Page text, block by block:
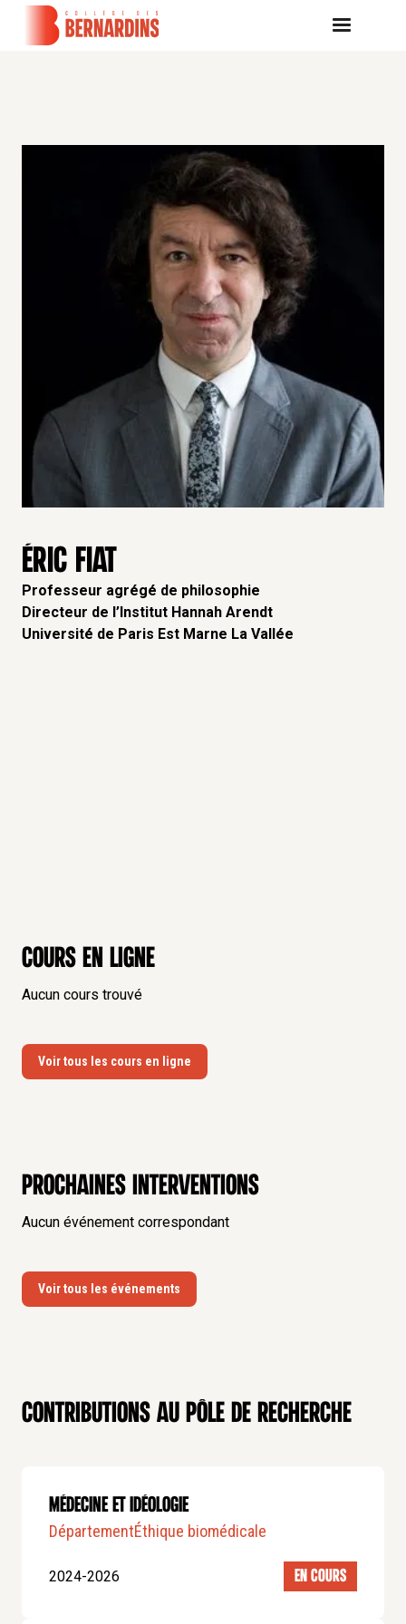
ÉRIC FIAT
Professeur agrégé de philosophie
Directeur de l’Institut Hannah Arendt
Université de Paris Est Marne La Vallée
Cours en ligne
Aucun cours trouvé
Voir tous les cours en ligne
Prochaines interventions
Aucun événement correspondant
Voir tous les événements
Contributions au pôle de recherche
Médecine et idéologie
DépartementÉthique biomédicale
2024-2026 EN COURS